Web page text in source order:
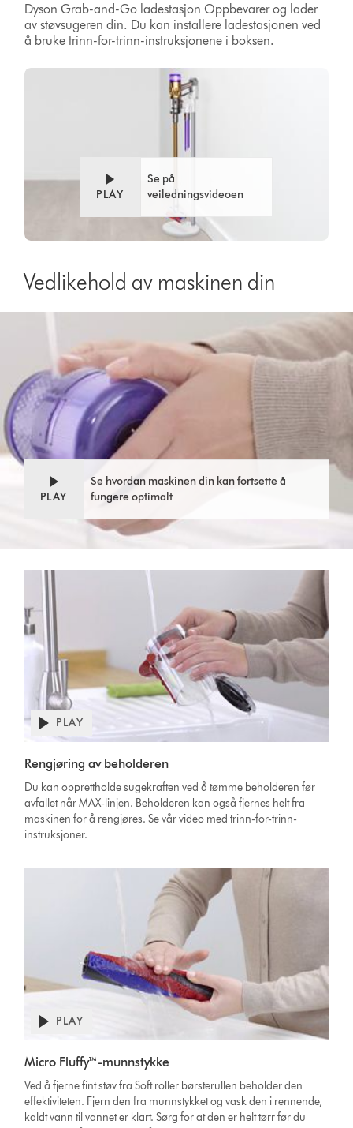
Dyson Grab-and-Go ladestasjon Oppbevarer og lader
av støvsugeren din. Du kan installere ladestasjonen ved
å bruke trinn-for-trinn-instruksjonene i boksen.
PLAY
Se på
veiledningsvideoen
Vedlikehold av maskinen din
PLAY
Se hvordan maskinen din kan fortsette å
fungere optimalt
PLAY
Rengjøring av beholderen
Du kan opprettholde sugekraften ved å tømme beholderen før
avfallet når MAX-linjen. Beholderen kan også fjernes helt fra
maskinen for å rengjøres. Se vår video med trinn-for-trinn-
instruksjoner.
PLAY
Micro Fluffy™-munnstykke
Ved å fjerne fint støv fra Soft roller børsterullen beholder den
effektiviteten. Fjern den fra munnstykket og vask den i rennende,
kaldt vann til vannet er klart. Sørg for at den er helt tørr før du